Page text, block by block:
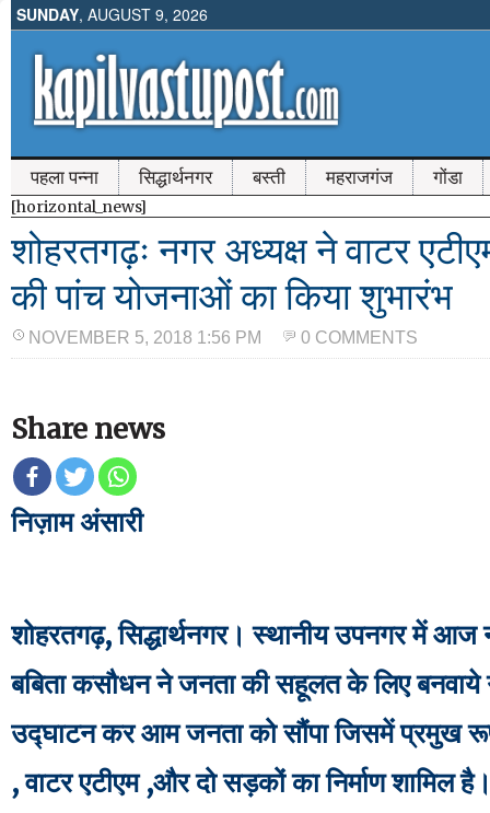
SUNDAY, AUGUST 9, 2026
पहला पन्ना सिद्धार्थनगर बस्ती महराजगंज गोंडा
[horizontal_news]
शोहरतगढ़ः नगर अध्यक्ष ने वाटर
की पांच योजनाओं का किया शुभारंभ
NOVEMBER 5, 2018 1:56 PM 0 COMMENTS
Share news
निज़ाम अंसारी
शोहरतगढ़, सिद्धार्थनगर। स्थानीय उपनगर में आज
बबिता कसौधन ने जनता की सहूलत के लिए बनवाये
उद्घाटन कर आम जनता को सौंपा जिसमें प्रमुख
, वाटर एटीएम ,और दो सड़कों का निर्माण शामिल